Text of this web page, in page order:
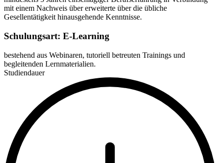
mit einem Nachweis über erweiterte über die übliche
Gesellentätigkeit hinausgehende Kenntnisse.
Schulungsart: E-Learning
bestehend aus Webinaren, tutoriell betreuten Trainings und
begleitenden Lernmaterialien.
Studiendauer